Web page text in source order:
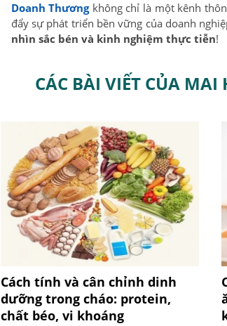
Doanh Thươngkhông chỉ là một kênh
đẩy sự phát triển bền vững của doanh
nhìn sắc bén và kinh nghiệm thực tiễn!
CÁC BÀI VIẾT CỦA
Cách tính và cân chỉnh dinh
dưỡng trong cháo: protein,
chất béo, vi khoáng